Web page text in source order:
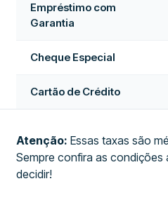
Empréstimo com
Garantia
Cheque Especial
Cartão de Crédito
Atenção: Essas taxas são
Sempre confira as condições
decidir!